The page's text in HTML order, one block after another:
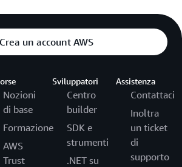
Crea un account AWS
Nozioni
di base
Formazione
AWS
Trust
Sviluppatori
Centro
builder
SDK e
strumenti
.NET su
Assistenza
Contattaci
Inoltra
un ticket
di
supporto